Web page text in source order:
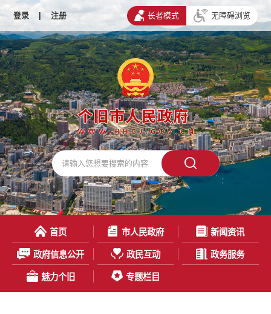
登录 | 注册 长者模式 无障碍浏览
首页 市人民政府 新闻资讯
政府信息公开 政民互动 政务服务
魅力个旧 专题栏目